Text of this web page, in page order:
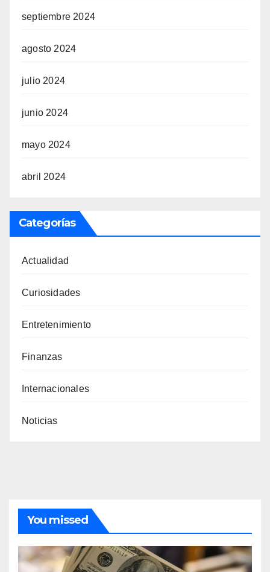
septiembre 2024
agosto 2024
julio 2024
junio 2024
mayo 2024
abril 2024
Categorías
Actualidad
Curiosidades
Entretenimiento
Finanzas
Internacionales
Noticias
You missed